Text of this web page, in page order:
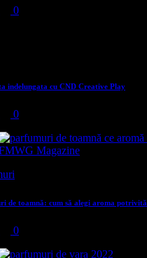
0
indelungata cu CND Creative Play
0
de toamnă: cum să alegi aroma potrivită
0